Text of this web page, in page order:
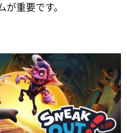
重要です。